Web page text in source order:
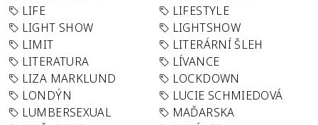
LIFE
LIFESTYLE
LIGHT SHOW
LIGHTSHOW
LIMIT
LITERÁRNÍ ŠLEH
LITERATURA
LÍVANCE
LIZA MARKLUND
LOCKDOWN
LONDÝN
LUCIE SCHMIEDOVÁ
LUMBERSEXUAL
MAĎARSKA